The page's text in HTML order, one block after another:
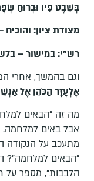
בְּשֵׁבֶט פִּיו וּבְרוּחַ
מצודת ציון:
רש"י: במישור –
וגם בהמשך, אחרי
אֶלְעָזָר הַכֹּהֵן אֶל
מה זה "הבאים
אבל באים למלחמה.
מתעכב על הנקודה
"הבאים למלחמה"?
הלבבות", מספר על